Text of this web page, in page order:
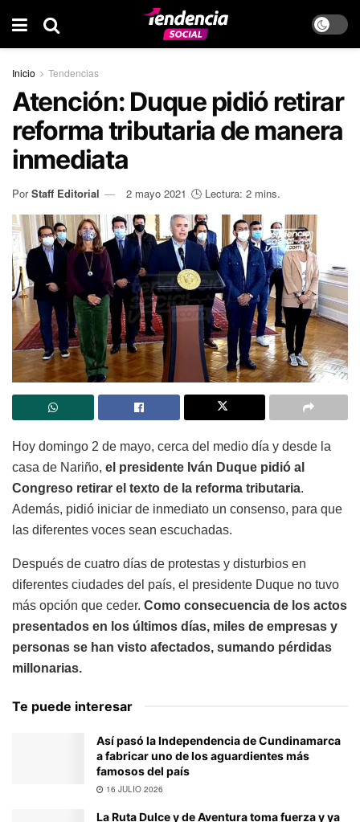
Inicio Tendencias
Atención: Duque pidió retirar
reforma tributaria de manera
inmediata
Por Staff Editorial 2 mayo 2021 🕒 Lectura: 2 mins.
Hoy domingo 2 de mayo, cerca del medio día y desde la
casa de Nariño, el presidente Iván Duque pidió al
Congreso retirar el texto de la reforma tributaria.
Además, pidió iniciar de inmediato un consenso, para que
las diferentes voces sean escuchadas.
Después de cuatro días de protestas y disturbios en
diferentes ciudades del país, el presidente Duque no tuvo
más opción que ceder. Como consecuencia de los actos
presentados en los últimos días, miles de empresas y
personas se han visto afectados, sumando pérdidas
millonarias.
Te puede interesar
Así pasó la Independencia de Cundinamarca
a fabricar uno de los aguardientes más
famosos del país
16 JULIO 2026
La Ruta Dulce y de Aventura toma fuerza y ya